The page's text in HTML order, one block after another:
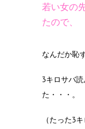
若い女の
たので、
なんだか恥
3キロサバ
た・・・。
（たった3